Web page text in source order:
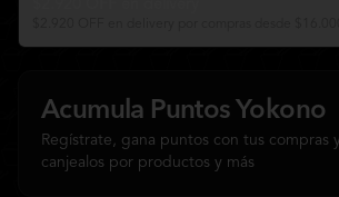
Acumula Puntos Yokono
Regístrate, gana puntos con tus compras y
canjealos por productos y más